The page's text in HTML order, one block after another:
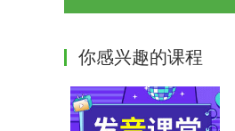
你感兴趣的课程